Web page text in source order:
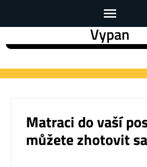
to
(Press
Vypan
Matraci do vaší
můžete zhotovit